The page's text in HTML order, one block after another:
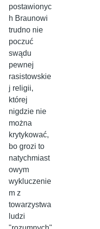
postawionyc
h Braunowi
trudno nie
poczuć
swądu
pewnej
rasistowskie
j religii,
której
nigdzie nie
można
krytykować,
bo grozi to
natychmiast
owym
wykluczenie
m z
towarzystwa
ludzi